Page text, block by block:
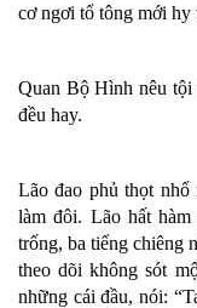
cơ ngơi tổ tông mới hy
Quan Bộ Hình nêu tội
đều hay.
Lão đao phủ thọt
làm đôi. Lão hất
trống, ba tiếng chiêng
theo dõi không sót
những cái đầu, nói: